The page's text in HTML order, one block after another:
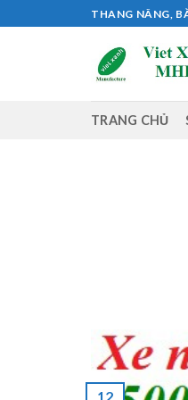
to
THANG NÂNG,
TRANG CHỦ
12